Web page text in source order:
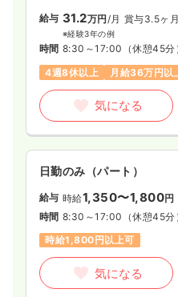
給与 31.2万円/月 賞与3.5ヶ月
※経験3年の例
時間 8:30～17:00 （休憩45分
4週8休以上
月給36万円以
気になる
日勤のみ（パート）
給与 時給1,350〜1,800円
時間 8:30～17:00 （休憩45分
時給1,800円以上可
気になる